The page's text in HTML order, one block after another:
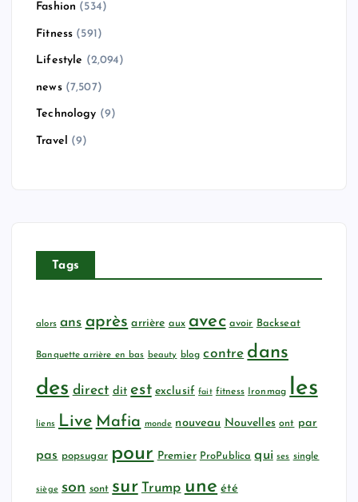
Fashion (534)
Fitness (591)
Lifestyle (2,094)
news(7,507)
Technology (9)
Travel (9)
Tags
alors ans après arrière aux avec avoir Backseat
Banquette arrière en bas beauty blog contre dans
des direct dit est exclusif fait fitness Ironmag les
liens Live Mafia monde nouveau Nouvelles ont par
pas popsugar pour Premier ProPublica qui ses single
siège son sont sur Trump une été